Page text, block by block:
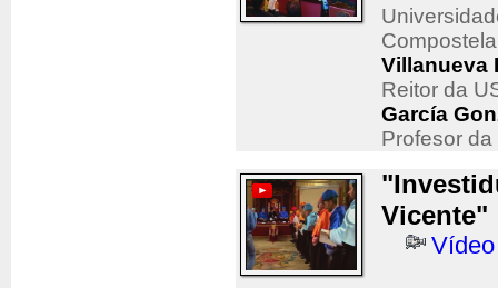
Compostela
Villanueva
Reitor da
García
Profesor
Vicente"
Vídeo